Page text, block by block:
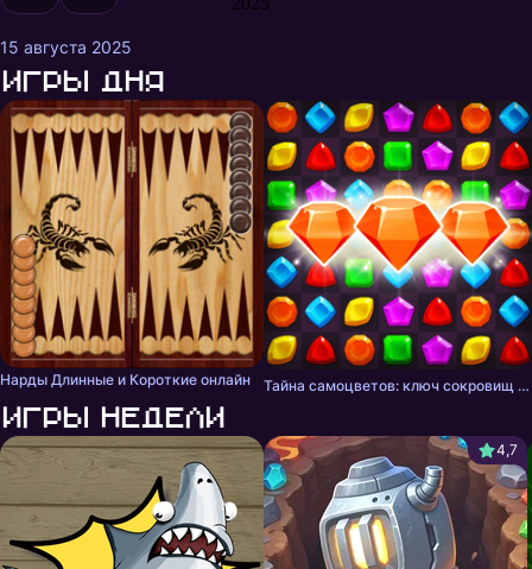
15 августа 2025
Игры дня
Нарды Длинные и Короткие онлайн Тайна самоцветов: ключ сокровищ - три в ряд
Игры недели
4,7